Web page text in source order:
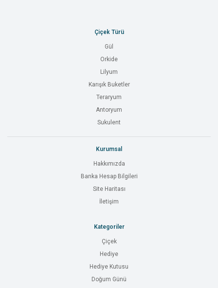
Çiçek Türü
Gül
Orkide
Lilyum
Karışık Buketler
Teraryum
Antoryum
Sukulent
Kurumsal
Hakkımızda
Banka Hesap Bilgileri
Site Haritası
İletişim
Kategoriler
Çiçek
Hediye
Hediye Kutusu
Doğum Günü